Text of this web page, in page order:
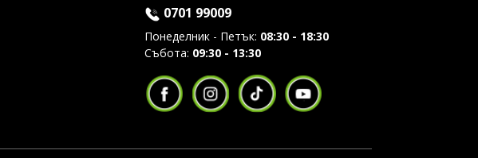
0701 99009
Понеделник - Петък: 08:30 - 18:30
Събота: 09:30 - 13:30